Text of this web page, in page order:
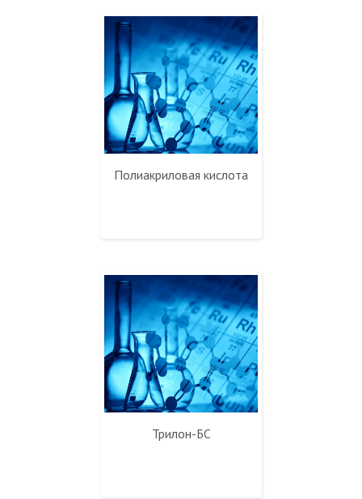
Полиакриловая кислота
Трилон-БС